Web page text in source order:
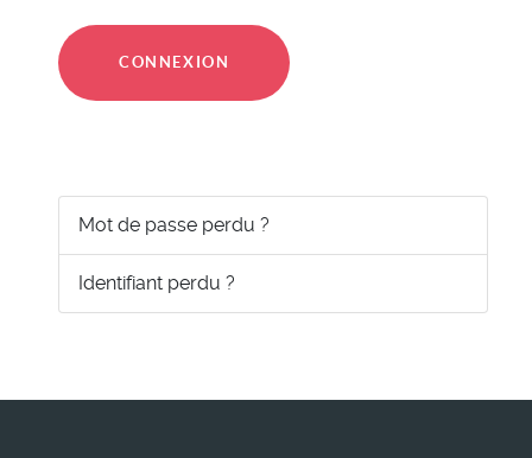
CONNEXION
Mot de passe perdu ?
Identifiant perdu ?